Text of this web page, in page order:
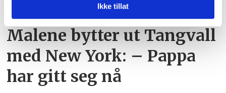
med annen informasjon du har gjort tilgjengelig for dem,
eller som de har samlet inn gjennom din bruk av
tjenestene deres.
Ikke tillat
Malene bytter ut Tangvall
med New York: – Pappa
har gitt seg nå